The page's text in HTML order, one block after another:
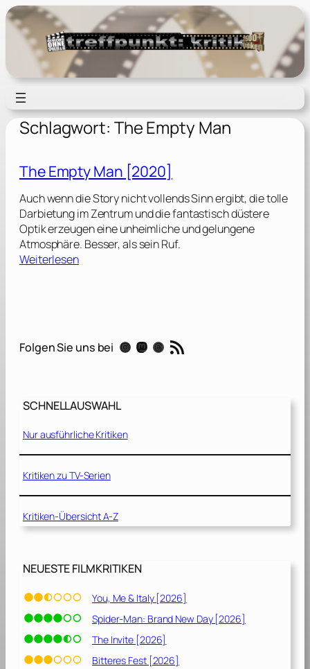
Zum
Inhalt
springen
Schlagwort: The Empty Man
The Empty Man [2020]
Auch wenn die Story nicht vollends Sinn ergibt, die tolle
Darbietung im Zentrum und die fantastisch düstere
Optik erzeugen eine unheimliche und gelungene
Atmosphäre. Besser, als sein Ruf.
Weiterlesen:
p
a
[
2
0
]
Folgen Sie uns bei Instagram Mastodon Threads RSS-Feed
SCHNELLAUSWAHL
Nur ausführliche Kritiken
Kritiken zu TV-Serien
Kritiken-Übersicht A-Z
NEUESTE FILMKRITIKEN
You, Me & Italy [2026]
Spider-Man: Brand New Day [2026]
The Invite [2026]
Bitteres Fest [2026]